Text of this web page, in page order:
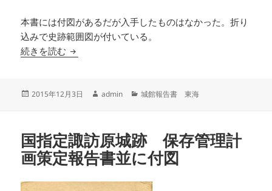
本書には付図があるだが入手したものはなかった。折り
込みで史跡範囲図が付いている。
続きを読む 史跡高天神城跡 保存管理計画策定報告書
投
2015年12月3日
作
admin
カ
ー
城館報告書 東海
国指定諏訪原城跡 保存管理計
画策定報告書並に付図